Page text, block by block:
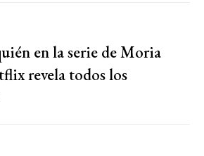
en la serie de Moria
revela todos los